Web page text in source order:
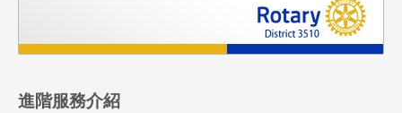
進階服務介紹